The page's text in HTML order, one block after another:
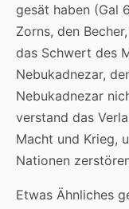
gesät haben (Gal
Zorns, den
das Schwert des
Nebukadnezar,
Nebukadnezar
verstand das
Macht und Krieg,
Nationen
Etwas Ähnliches